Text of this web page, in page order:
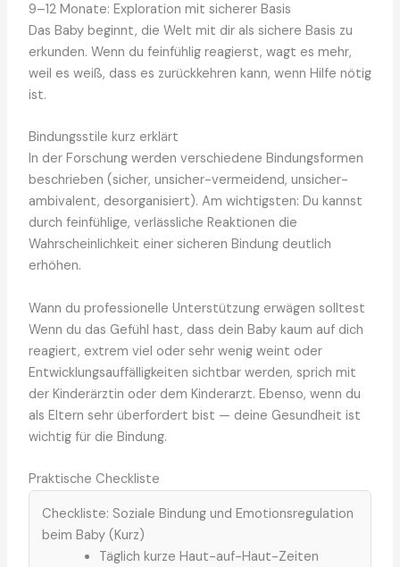
9–12 Monate: Exploration mit sicherer Basis
Das Baby beginnt, die Welt mit dir als sichere Basis zu
erkunden. Wenn du feinfühlig reagierst, wagt es mehr,
weil es weiß, dass es zurückkehren kann, wenn Hilfe nötig
ist.
Bindungsstile kurz erklärt
In der Forschung werden verschiedene Bindungsformen
beschrieben (sicher, unsicher-vermeidend, unsicher-
ambivalent, desorganisiert). Am wichtigsten: Du kannst
durch feinfühlige, verlässliche Reaktionen die
Wahrscheinlichkeit einer sicheren Bindung deutlich
erhöhen.
Wann du professionelle Unterstützung erwägen solltest
Wenn du das Gefühl hast, dass dein Baby kaum auf dich
reagiert, extrem viel oder sehr wenig weint oder
Entwicklungsauffälligkeiten sichtbar werden, sprich mit
der Kinderärztin oder dem Kinderarzt. Ebenso, wenn du
als Eltern sehr überfordert bist — deine Gesundheit ist
wichtig für die Bindung.
Praktische Checkliste
Checkliste: Soziale Bindung und Emotionsregulation
beim Baby (Kurz)
Täglich kurze Haut-auf-Haut-Zeiten